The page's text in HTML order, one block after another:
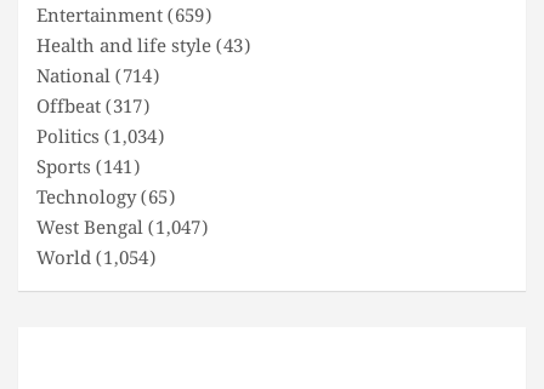
Entertainment(659)
Health and life style(43)
National(714)
Offbeat(317)
Politics (1,034)
Sports (141)
Technology(65)
West Bengal(1,047)
World(1,054)